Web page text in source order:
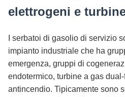
elettrogeni e
I serbatoi di gasolio di servizio
impianto industriale che ha
emergenza, gruppi di
endotermico, turbine a gas
antincendio. Tipicamente sono